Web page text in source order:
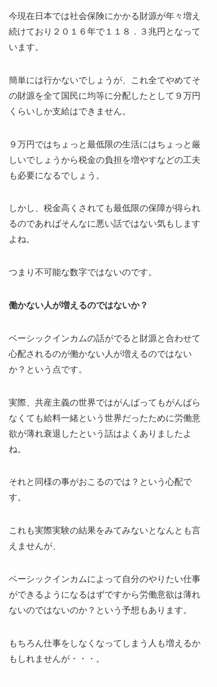
今現在日本では社会保険にかかる財源が年々増え
続けており２０１６年で１１８．３兆円となって
います。
簡単には行かないでしょうが、これ全てやめてそ
の財源を全て国民に均等に分配したとして９万円
くらいしか支給はできません。
９万円ではちょっと最低限の生活にはちょっと厳
しいでしょうから税金の負担を増やすなどの工夫
も必要になるでしょう。
しかし、税金高くされても最低限の保障が得られ
るのであればそんなに悪い話ではない気もします
よね。
つまり不可能な数字ではないのです。
働かない人が増えるのではないか？
ベーシックインカムの話がでると財源と合わせて
心配されるのが働かない人が増えるのではない
か？という点です。
実際、共産主義の世界ではがんばってもがんばら
なくても給料一緒という世界だったために労働意
欲が薄れ衰退したという話はよくありましたよ
ね。
それと同様の事がおこるのでは？という心配で
す。
これも実際実験の結果をみてみないとなんとも言
えませんが、
ベーシックインカムによって自分のやりたい仕事
ができるようになるはずですから労働意欲は薄れ
ないのではないのか？という予想もあります。
もちろん仕事をしなくなってしまう人も増えるか
もしれませんが・・・。